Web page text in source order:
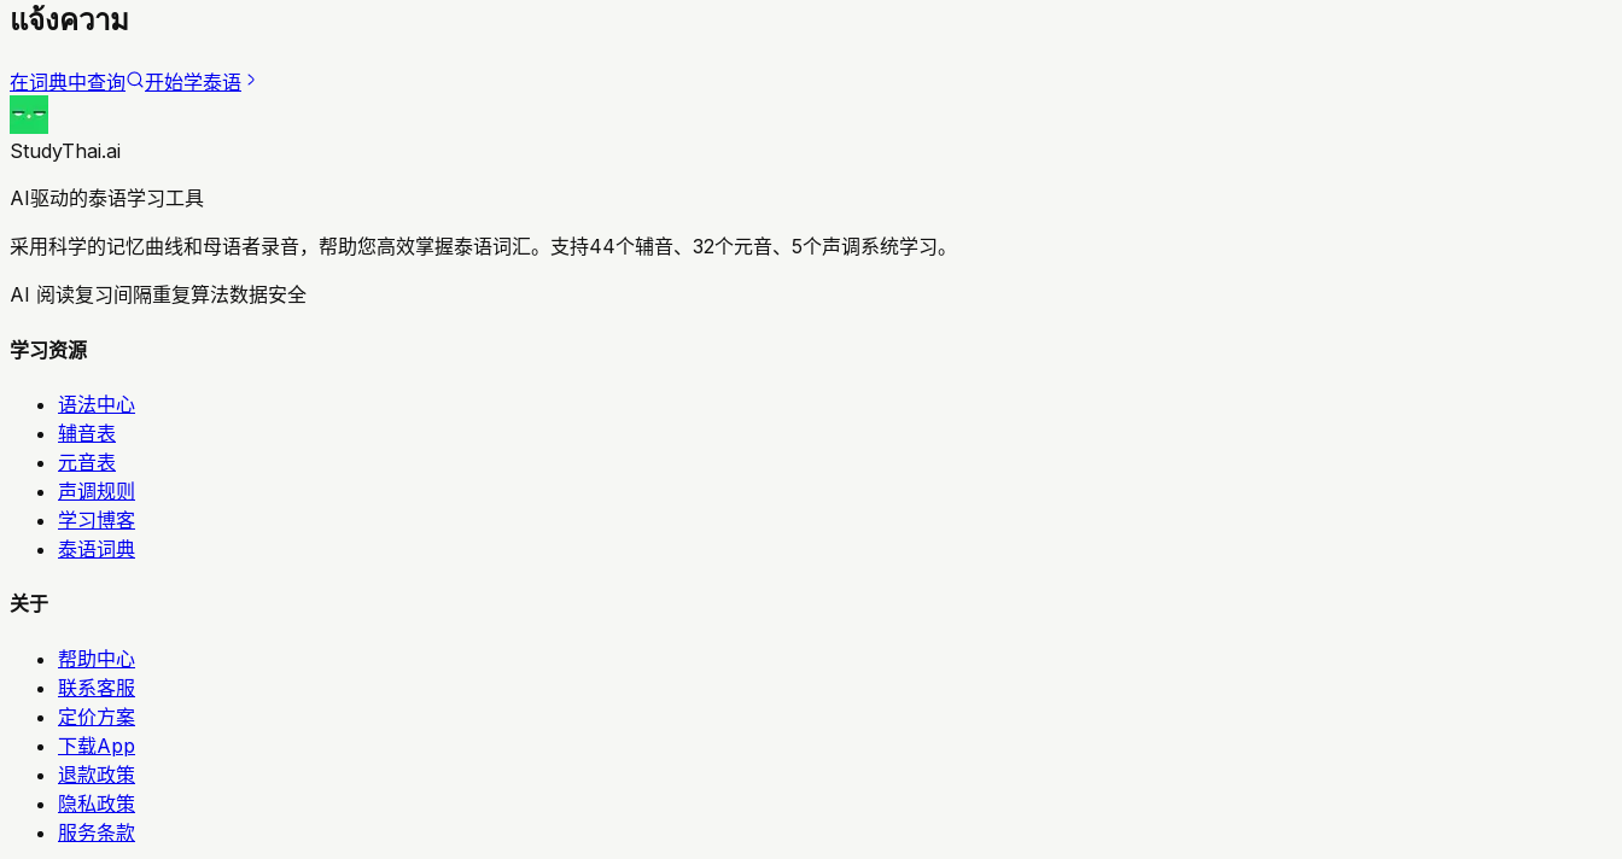
แจ้งความ
在词典中查询 开始学泰语
StudyThai.ai
AI驱动的泰语学习工具
采用科学的记忆曲线和母语者录音，帮助您高效掌握泰语词汇。支持44个辅音、32个元音、5个声调系统学习。
AI 阅读复习间隔重复算法数据安全
学习资源
语法中心
辅音表
元音表
声调规则
学习博客
泰语词典
关于
帮助中心
联系客服
定价方案
下载App
退款政策
隐私政策
服务条款